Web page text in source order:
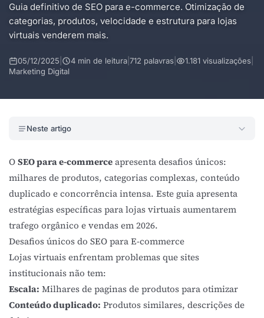
Guia definitivo de SEO para e-commerce. Otimização de
categorias, produtos, velocidade e estrutura para lojas
virtuais venderem mais.
05/12/2025 4 min de leitura 712 palavras 1.181 visualizações
Marketing Digital
Neste artigo
OSEO para e-commerceapresenta desafios únicos:
milhares de produtos, categorias complexas, conteúdo
duplicado e concorrência intensa. Este guia apresenta
estratégias específicas para lojas virtuais aumentarem
trafego orgânico e vendas em 2026.
Desafios únicos do SEO para E-commerce
Lojas virtuais enfrentam problemas que sites
institucionais não tem:
Escala: Milhares de paginas de produtos para otimizar
Conteúdo duplicado: Produtos similares, descrições de